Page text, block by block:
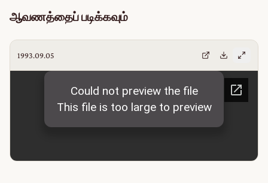
ஆவணத்தைப் படிக்கவும்
1993.09.05